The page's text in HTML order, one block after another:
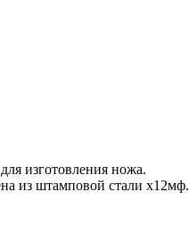
изготовления ножа.
из штамповой стали х12мф.